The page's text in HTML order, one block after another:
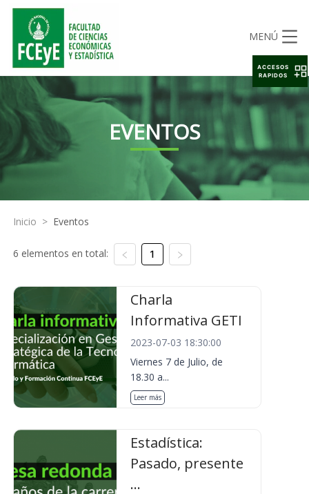
MENÚ
EVENTOS
Inicio > Eventos
6 elementos en total: 1
Charla
Informativa GETI
2023-07-03 18:30:00
Viernes 7 de Julio, de
18.30 a...
Leer más
Estadística:
Pasado, presente
...
ACCESOS
RAPIDOS